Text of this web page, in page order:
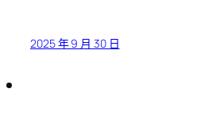
2025 年 9 月 30 日